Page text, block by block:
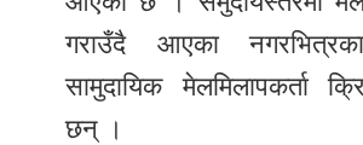
गराउँदै आएका
सामुदायिक मेलमिलापकर्ता
छन् ।